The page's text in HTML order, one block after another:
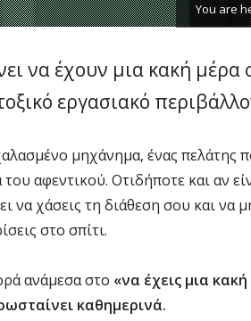
You are
να έχουν μια κακή μέρα
εργασιακό
μηχάνημα, ένας
του αφεντικού. Οτιδήποτε και αν
να χάσεις τη διάθεση σου και να
στο σπίτι.
ανάμεσα στο «να έχεις μια
καθημερινά.